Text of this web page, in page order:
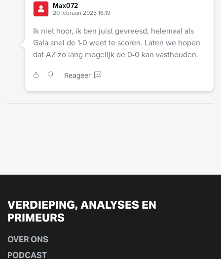
Max072
20 februari 2025 16:19
Ik niet hoor, ik ben juist gevreesd, helemaal als
Gala snel de 1-0 weet te scoren. Laten we hopen
dat AZ zo lang mogelijk de 0-0 kan vasthouden.
Reageer
VERDIEPING, ANALYSES EN
PRIMEURS
OVER ONS
PODCAST